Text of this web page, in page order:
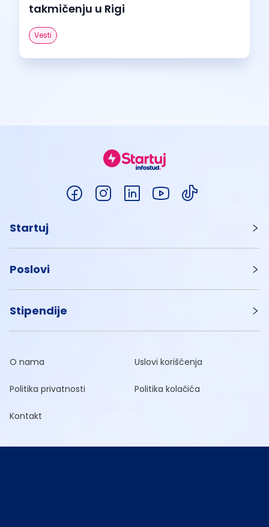
takmičenju u Rigi
Vesti
Startuj
Poslovi
Stipendije
O nama Uslovi korišćenja
Politika privatnosti Politika kolačića
Kontakt